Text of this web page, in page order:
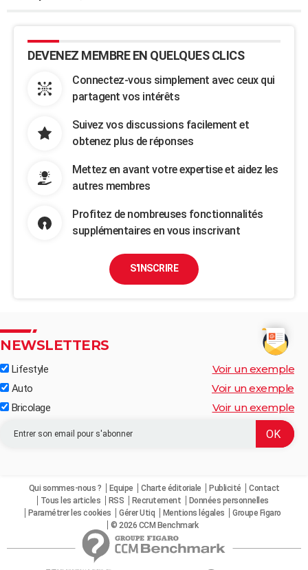
DEVENEZ MEMBRE EN QUELQUES CLICS
Connectez-vous simplement avec ceux qui
partagent vos intérêts
Suivez vos discussions facilement et
obtenez plus de réponses
Mettez en avant votre expertise et aidez les
autres membres
Profitez de nombreuses fonctionnalités
supplémentaires en vous inscrivant
S'INSCRIRE
NEWSLETTERS
Lifestyle Voir un exemple
Auto Voir un exemple
Bricolage Voir un exemple
Qui sommes-nous ? Equipe Charte éditoriale Publicité
Contact
Tous les articles
RSS Recrutement
Données personnelles
Paramétrer les cookies
Gérer Utiq Mentions légales
Groupe Figaro
© 2026 CCM Benchmark